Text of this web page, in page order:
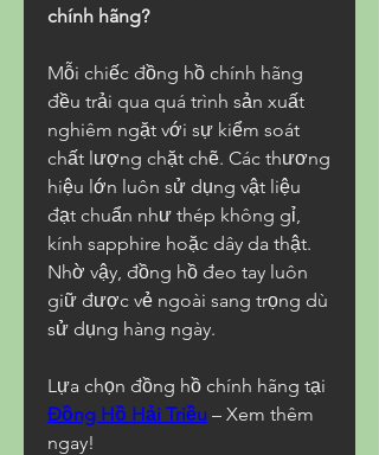
chính hãng?
Mỗi chiếc đồng hồ chính hãng
đều trải qua quá trình sản xuất
nghiêm ngặt với sự kiểm soát
chất lượng chặt chẽ. Các thương
hiệu lớn luôn sử dụng vật liệu
đạt chuẩn như thép không gỉ,
kính sapphire hoặc dây da thật.
Nhờ vậy, đồng hồ đeo tay luôn
giữ được vẻ ngoài sang trọng dù
sử dụng hàng ngày.
Đồng Hồ Hải Triều – Xem thêm
ngay!